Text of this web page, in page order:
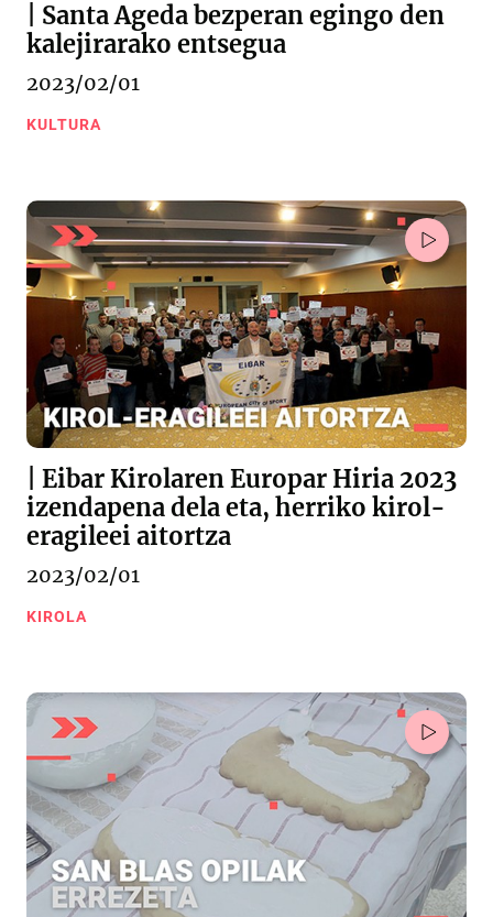
| Santa Ageda bezperan egingo den
kalejirarako entsegua
2023/02/01
KULTURA
| Eibar Kirolaren Europar Hiria 2023
izendapena dela eta, herriko kirol-
eragileei aitortza
2023/02/01
KIROLA